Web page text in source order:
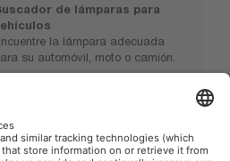
de lámparas para
la lámpara adecuada
su automóvil, moto o camión.